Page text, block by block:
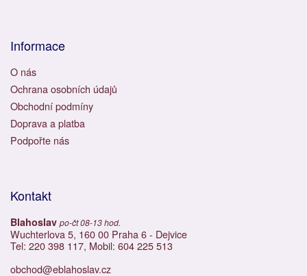
Informace
O nás
Ochrana osobních údajů
Obchodní podmíny
Doprava a platba
Podpořte nás
Kontakt
Blahoslav po-čt 08-13 hod.
Wuchterlova 5, 160 00 Praha 6 - Dejvice
Tel: 220 398 117, Mobil: 604 225 513
obchod@eblahoslav.cz